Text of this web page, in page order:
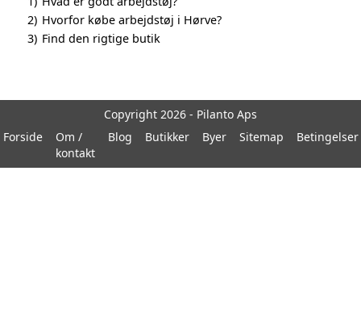
2) Hvorfor købe arbejdstøj i Hørve?
3) Find den rigtige butik
Copyright 2026 - Pilanto Aps
Forside
Om /
kontakt
Blog Butikker Byer Sitemap Betingelser